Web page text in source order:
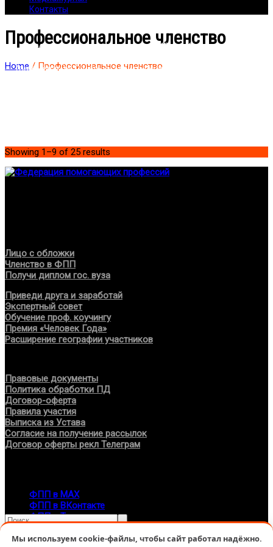
Контакты
Профессиональное членство
Home / Профессиональное членство
«Ввести в строку поиска свои ФИО» – «Зайти в кейс» –
(партнёрам)». С целью защиты участников (ФЗ № 152 «О
Showing 1–9 of 25 results
Лицо с обложки
Членство в ФПП
Получи диплом гос. вуза
Приведи друга и заработай
Экспертный совет
Обучение проф. коучингу
Премия «Человек Года»
Расширение географии участников
Правовые документы
Политика обработки ПД
Договор-оферта
Правила участия
Выписка из Устава
Согласие на получение рассылок
Договор оферты рекл Телеграм
ФПП в МАХ
ФПП в ВКонтакте
ФПП в Телеграм
7-495-127-10-45
Мы используем cookie-файлы, чтобы сайт работал надёжно.